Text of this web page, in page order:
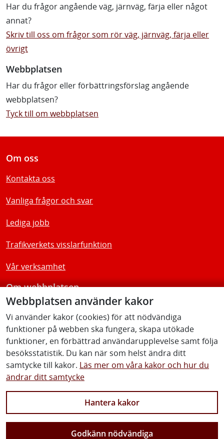
Webbplatsen använder kakor
Vi använder kakor (cookies) för att nödvändiga
funktioner på webben ska fungera, skapa utökade
funktioner, en förbättrad användarupplevelse samt följa
besöksstatistik. Du kan när som helst ändra ditt
samtycke till kakor. Läs mer om våra kakor och hur du
ändrar ditt samtycke
Hantera kakor
Godkänn nödvändiga
Har du frågor angående väg, järnväg, färja eller något
annat?
Skriv till oss om frågor som rör väg, järnväg, färja eller
övrigt
Webbplatsen
Har du frågor eller förbättringsförslag angående
webbplatsen?
Tyck till om webbplatsen
Om oss
Kontakta oss
Vanliga frågor och svar
Lediga jobb
Trafikverkets visslarfunktion
Vår verksamhet
Om webbplatsen
Tillgänglighetsredogörelse
Följ oss
Facebook Youtube